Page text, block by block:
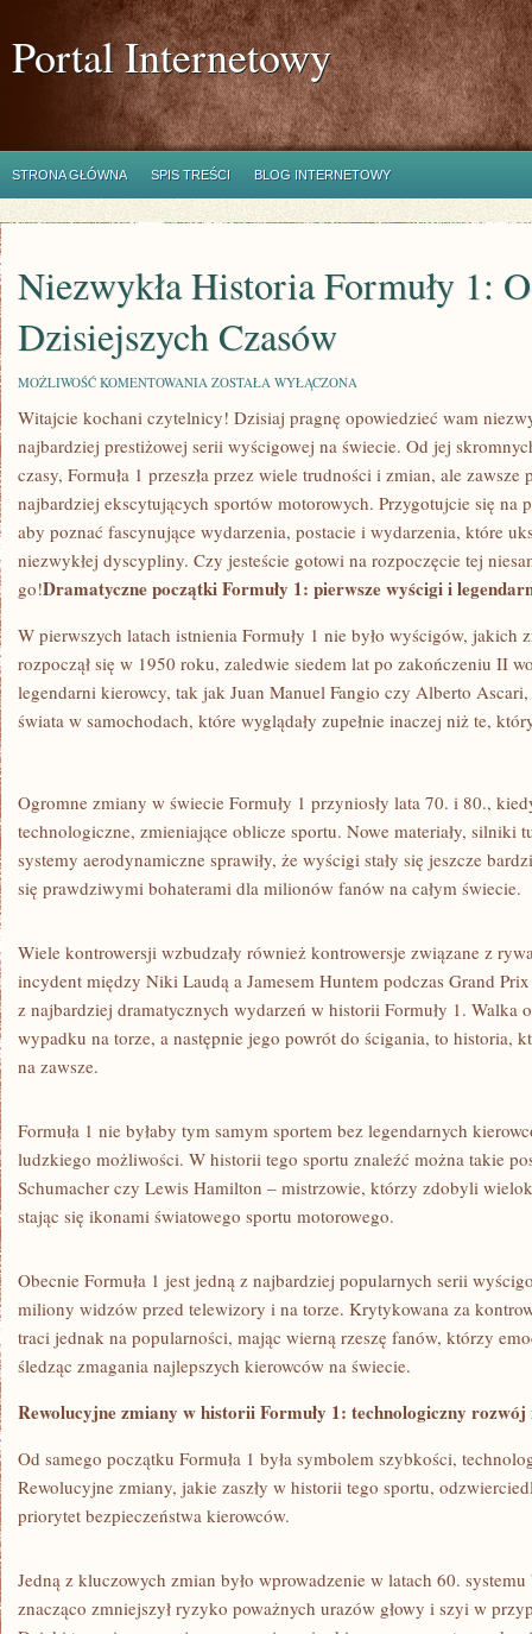
Portal Internetowy
STRONA GŁÓWNA SPIS TREŚCI BLOG INTERNETOWY
Niezwykła Historia Formuły 1:
Dzisiejszych Czasów
MOŻLIWOŚĆ KOMENTOWANIA NIEZWYKŁA
FORMUŁY
1:
OD
POCZĄTKÓW
DO
DZISIEJSZYCH
CZASÓW
ZOSTAŁA WYŁĄCZONA
Witajcie kochani czytelnicy!⁢ Dzisiaj pragnę opowiedzieć wam
najbardziej prestiżowej serii wyścigowej ⁤na świecie. Od ⁢jej
czasy,​ Formuła 1 ‍przeszła przez wiele trudności i zmian, ⁣ale zawsze
najbardziej ekscytujących sportów⁢ motorowych. Przygotujcie się na
aby⁤ poznać fascynujące wydarzenia, postacie i wydarzenia, które
niezwykłej⁣ dyscypliny. ⁣Czy jesteście gotowi ⁣na rozpoczęcie ⁣tej
go!Dramatyczne początki Formuły 1: ‍pierwsze wyścigi i
W pierwszych ‌latach istnienia‍ Formuły 1 nie​ było‌ wyścigów, jakich
rozpoczął się w ⁢1950 roku, zaledwie siedem lat po zakończeniu ‌II
legendarni kierowcy, tak jak Juan Manuel Fangio‌ czy Alberto
świata w⁣ samochodach, które wyglądały zupełnie inaczej niż te,
Ogromne ​zmiany w ‍świecie Formuły 1 przyniosły lata 70. i ​80.,
technologiczne, zmieniające oblicze sportu. Nowe materiały,​ silniki
⁤systemy aerodynamiczne sprawiły, że wyścigi stały się jeszcze
się prawdziwymi bohaterami dla milionów ‌fanów ⁢na​ całym świecie.
Wiele‌ kontrowersji wzbudzały również ⁢kontrowersje związane z
incydent między Niki Laudą a​ Jamesem Huntem podczas Grand
z najbardziej dramatycznych wydarzeń‍ w historii Formuły 1. ⁣Walka
wypadku na torze, a następnie jego ‌powrót ‍do ścigania, ⁣to historia,
na zawsze.
Formuła 1 nie byłaby tym samym sportem bez legendarnych
ludzkiego możliwości. W historii tego sportu znaleźć można takie
Schumacher czy Lewis Hamilton – ⁣mistrzowie, którzy zdobyli
stając się ikonami⁤ światowego sportu⁢ motorowego.
Obecnie‌ Formuła 1 jest jedną z najbardziej popularnych serii
miliony ‌widzów przed telewizory i na‍ torze. Krytykowana ‍za⁤
traci jednak na popularności, mając wierną rzeszę ‌fanów, którzy
śledząc zmagania⁤ najlepszych ‌kierowców‍ na świecie.
Rewolucyjne zmiany w historii Formuły 1: technologiczny‌ rozwój
Od samego początku Formuła ‌1⁣ była symbolem szybkości,
Rewolucyjne zmiany, jakie ‌zaszły w⁤ historii tego⁣ sportu,
priorytet bezpieczeństwa ‍kierowców.
Jedną z kluczowych⁤ zmian było‌ wprowadzenie w latach 60.⁣
znacząco zmniejszył ‌ryzyko poważnych​ urazów⁤ głowy i⁢ szyi‌ w